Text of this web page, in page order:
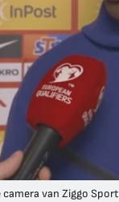
van Ziggo Sport